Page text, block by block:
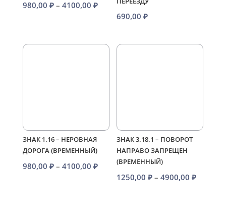
980,00 ₽ – 4100,00 ₽Диапазон
–
690,00₽
ЗНАК 1.16 – НЕРОВНАЯ
ДОРОГА (ВРЕМЕННЫЙ)
980,00 ₽ – 4100,00 ₽Диапазон
ЗНАК 3.18.1 – ПОВОРОТ
НАПРАВО ЗАПРЕЩЕН
(ВРЕМЕННЫЙ)
1250,00₽ – 4900,00₽